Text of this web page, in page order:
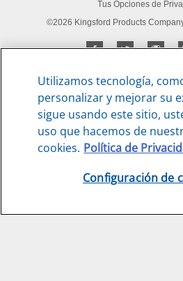
Tus Opciones de
©2026 Kingsford Products
Utilizamos tecnología,
personalizar y mejorar su
sigue usando este sitio,
uso que hacemos de
cookies. Política de
Configuración de